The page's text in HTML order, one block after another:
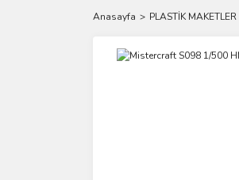
Anasayfa PLASTİK MAKETLER